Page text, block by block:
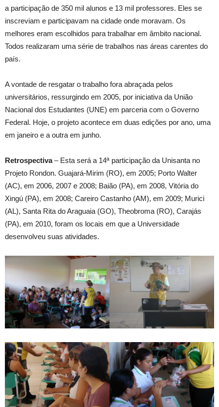
a participação de 350 mil alunos e 13 mil professores. Eles se
inscreviam e participavam na cidade onde moravam. Os
melhores eram escolhidos para trabalhar em âmbito nacional.
Todos realizaram uma série de trabalhos nas áreas carentes do
país.
A vontade de resgatar o trabalho fora abraçada pelos
universitários, ressurgindo em 2005, por iniciativa da União
Nacional dos Estudantes (UNE) em parceria com o Governo
Federal. Hoje, o projeto acontece em duas edições por ano, uma
em janeiro e a outra em junho.
Retrospectiva– Esta será a 14ª participação da Unisanta no
Projeto Rondon. Guajará-Mirim (RO), em 2005; Porto Walter
(AC), em 2006, 2007 e 2008; Baião (PA), em 2008, Vitória do
Xingú (PA), em 2008; Careiro Castanho (AM), em 2009; Murici
(AL), Santa Rita do Araguaia (GO), Theobroma (RO), Carajás
(PA), em 2010, foram os locais em que a Universidade
desenvolveu suas atividades.